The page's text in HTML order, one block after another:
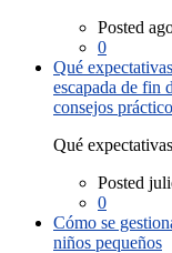
Posted
0
Qué
escapada de fin
consejos
Qué
Posted
0
Cómo se
niños pequeños